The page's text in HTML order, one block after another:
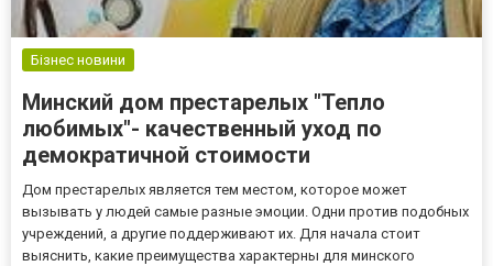
Бізнес новини
Минский дом престарелых "Тепло
любимых"- качественный уход по
демократичной стоимости
Дом престарелых является тем местом, которое может
вызывать у людей самые разные эмоции. Одни против подобных
учреждений, а другие поддерживают их. Для начала стоит
выяснить, какие преимущества характерны для минского